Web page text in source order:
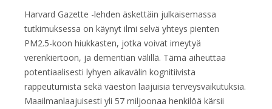
Harvard Gazette -lehden äskettäin julkaisemassa
tutkimuksessa on käynyt ilmi selvä yhteys pienten
PM2.5-koon hiukkasten, jotka voivat imeytyä
verenkiertoon, ja dementian välillä. Tämä aiheuttaa
potentiaalisesti lyhyen aikavälin kognitiivista
rappeutumista sekä väestön laajuisia terveysvaikutuksia.
Maailmanlaajuisesti yli 57 miljoonaa henkilöä kärsii